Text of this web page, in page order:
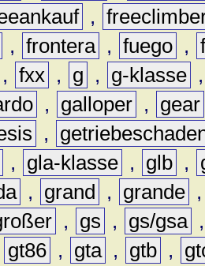
,
, frontera , fuego ,
, fxx , g , g-klasse
, galloper ,
gear
,
, gla-klasse , glb ,
, grand , grande
, gs , gs/gsa
gt86 , gta , gtb ,